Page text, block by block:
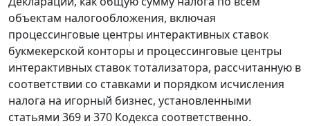
объектам налогообложения, включая
процессинговые центры интерактивных ставок
букмекерской конторы и процессинговые центры
интерактивных ставок тотализатора, рассчитанную в
соответствии со ставками и порядком исчисления
налога на игорный бизнес, установленными
статьями 369 и 370 Кодекса соответственно.